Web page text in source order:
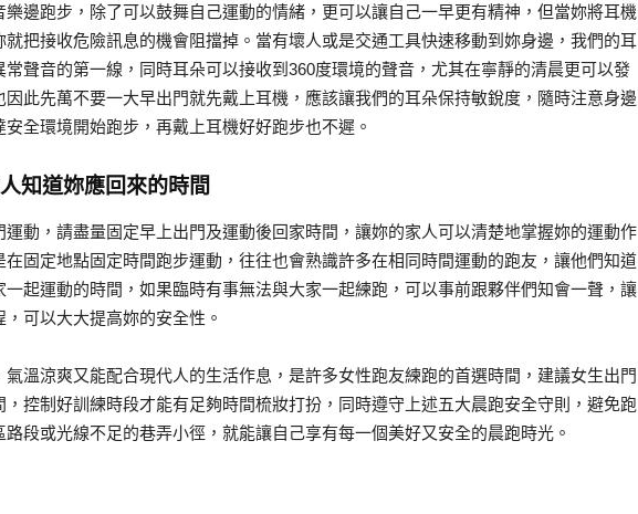
樂邊跑步，除了可以鼓舞自己運動的情緒，更可以讓自己一早更有精神，但當妳將耳機
就把接收危險訊息的機會阻擋掉。當有壞人或是交通工具快速移動到妳身邊，我們的耳
常聲音的第一線，同時耳朵可以接收到360度環境的聲音，尤其在寧靜的清晨更可以發
因此先萬不要一大早出門就先戴上耳機，應該讓我們的耳朵保持敏銳度，隨時注意身邊
全環境開始跑步，再戴上耳機好好跑步也不遲。
知道妳應回來的時間
運動，請盡量固定早上出門及運動後回家時間，讓妳的家人可以清楚地掌握妳的運動作
在固定地點固定時間跑步運動，往往也會熟識許多在相同時間運動的跑友，讓他們知道
一起運動的時間，如果臨時有事無法與大家一起練跑，可以事前跟夥伴們知會一聲，讓
可以大大提高妳的安全性。
氣溫涼爽又能配合現代人的生活作息，是許多女性跑友練跑的首選時間，建議女生出門
，控制好訓練時段才能有足夠時間梳妝打扮，同時遵守上述五大晨跑安全守則，避免跑
段或光線不足的巷弄小徑，就能讓自己享有每一個美好又安全的晨跑時光。